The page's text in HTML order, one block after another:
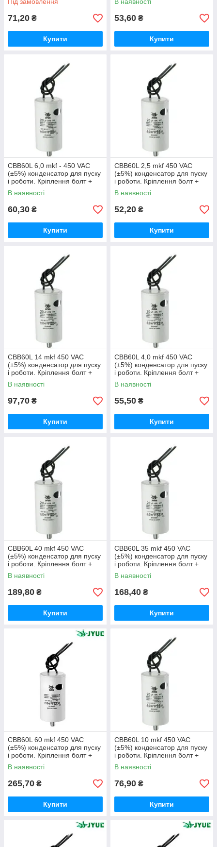
71,20 ₴
Купити
53,60 ₴
Купити
CBB60L 6,0 mkf - 450 VAC
(±5%) конденсатор для пуску
і роботи. Кріплення болт +
дроти (30*60 mm)
В наявності
60,30 ₴
Купити
CBB60L 2,5 mkf 450 VAC
(±5%) конденсатор для пуску
і роботи. Кріплення болт +
дроти (30*50 mm)
В наявності
52,20 ₴
Купити
CBB60L 14 mkf 450 VAC
(±5%) конденсатор для пуску
і роботи. Кріплення болт +
дроти (40*70 mm)
В наявності
97,70 ₴
Купити
CBB60L 4,0 mkf 450 VAC
(±5%) конденсатор для пуску
і роботи. Кріплення болт +
дроти (30*57 mm)
В наявності
55,50 ₴
Купити
CBB60L 40 mkf 450 VAC
(±5%) конденсатор для пуску
і роботи. Кріплення болт +
дроти (45*95 mm)
В наявності
189,80 ₴
Купити
CBB60L 35 mkf 450 VAC
(±5%) конденсатор для пуску
і роботи. Кріплення болт +
дроти (45*95 mm)
В наявності
168,40 ₴
Купити
CBB60L 60 mkf 450 VAC
(±5%) конденсатор для пуску
і роботи. Кріплення болт +
дроти (50*120 mm)
В наявності
265,70 ₴
Купити
CBB60L 10 mkf 450 VAC
(±5%) конденсатор для пуску
і роботи. Кріплення болт +
дроти (35*65 mm)
В наявності
76,90 ₴
Купити